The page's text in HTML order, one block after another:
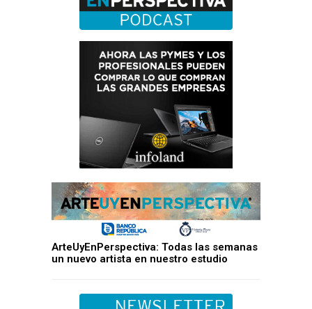
ArteUyEnPerspectiva: Todas las semanas
un nuevo artista en nuestro estudio